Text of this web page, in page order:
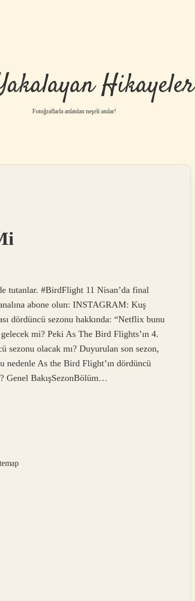
Hikayeler
Fotoğraflarla anlatılan neşeli anılar!
tutanlar. #BirdFlight 11 Nisan’da final
abone olun: INSTAGRAM: Kuş
dördüncü sezonu hakkında: “Netflix bunu
mi? Peki As The Bird Flights’ın 4.
sezonu olacak mı? Duyurulan son sezon,
As the Bird Flight’ın dördüncü
Genel BakışSezonBölüm…